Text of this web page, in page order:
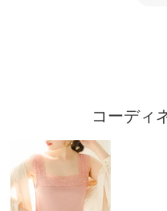
【コーディネート】
お友達と双子コーデする
ンです。どの色、どの丈
ンピースです。
王道の白ショートソック
コーディ